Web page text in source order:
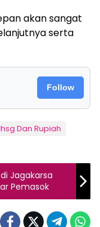
akan sangat
serta
Follow
Dan Rupiah
Jagakarsa
Pemasok